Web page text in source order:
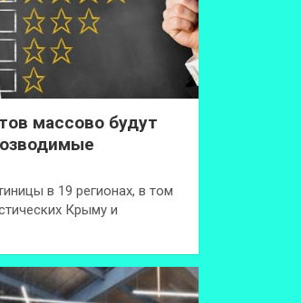
массово будут
в 19 регионах, в том
Крыму и